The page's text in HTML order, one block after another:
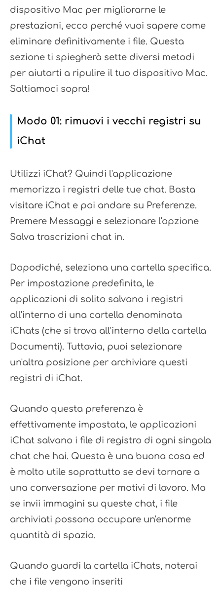
dispositivo Mac per migliorarne le
prestazioni, ecco perché vuoi sapere come
eliminare definitivamente i file. Questa
sezione ti spiegherà sette diversi metodi
per aiutarti a ripulire il tuo dispositivo Mac.
Saltiamoci sopra!
Modo 01: rimuovi i vecchi registri su
iChat
Utilizzi iChat? Quindi l'applicazione
memorizza i registri delle tue chat. Basta
visitare iChat e poi andare su Preferenze.
Premere Messaggi e selezionare l'opzione
Salva trascrizioni chat in.
Dopodiché, seleziona una cartella specifica.
Per impostazione predefinita, le
applicazioni di solito salvano i registri
all'interno di una cartella denominata
iChats (che si trova all'interno della cartella
Documenti). Tuttavia, puoi selezionare
un'altra posizione per archiviare questi
registri di iChat.
Quando questa preferenza è
effettivamente impostata, le applicazioni
iChat salvano i file di registro di ogni singola
chat che hai. Questa è una buona cosa ed
è molto utile soprattutto se devi tornare a
una conversazione per motivi di lavoro. Ma
se invii immagini su queste chat, i file
archiviati possono occupare un'enorme
quantità di spazio.
Quando guardi la cartella iChats, noterai
che i file vengono inseriti